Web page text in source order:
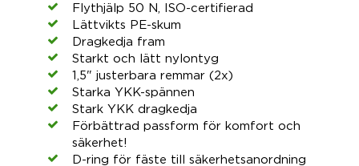
Flythjälp 50 N, ISO-certifierad
Lättvikts PE-skum
Dragkedja fram
Starkt och lätt nylontyg
1,5" justerbara remmar (2x)
Starka YKK-spännen
Stark YKK dragkedja
Förbättrad passform för komfort och
säkerhet!
D-ring för fäste till säkerhetsanordning